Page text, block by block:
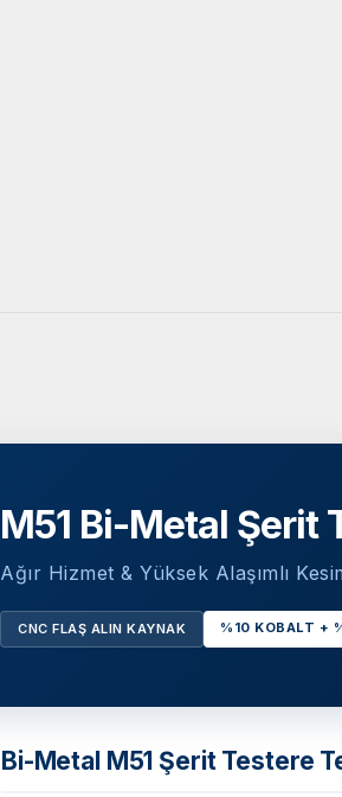
M51 Bi-Metal Şerit
Ağır Hizmet & Yüksek Alaşımlı
CNC FLAŞ ALIN KAYNAK %10 KOBALT +
Bi-Metal M51 Şerit Testere